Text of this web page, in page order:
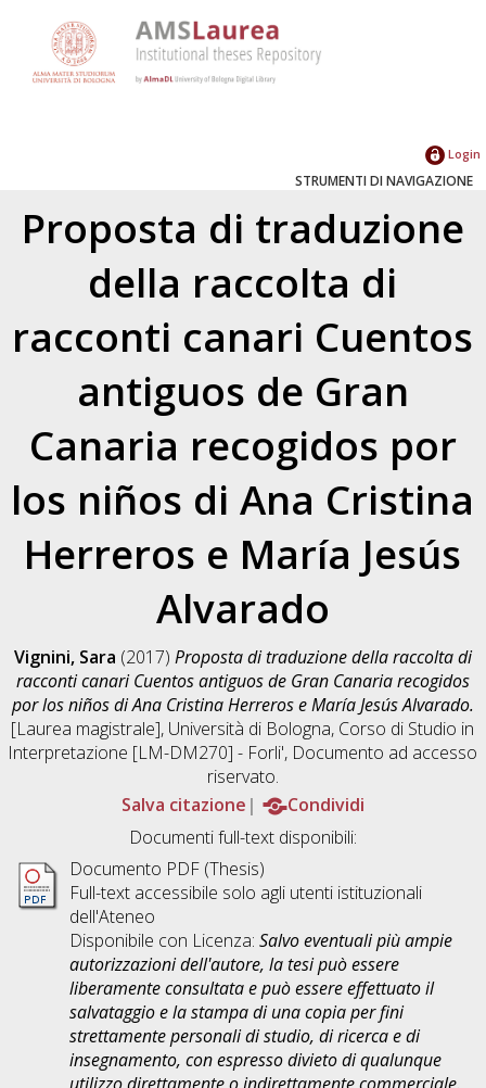
Login
STRUMENTI DI NAVIGAZIONE
Proposta di traduzione
della raccolta di
racconti canari Cuentos
antiguos de Gran
Canaria recogidos por
los niños di Ana Cristina
Herreros e María Jesús
Alvarado
Vignini, Sara (2017) Proposta di traduzione della raccolta di
racconti canari Cuentos antiguos de Gran Canaria recogidos
por los niños di Ana Cristina Herreros e María Jesús Alvarado.
[Laurea magistrale], Università di Bologna, Corso di Studio in
Interpretazione [LM-DM270] - Forli', Documento ad accesso
riservato.
Salva citazione
Condividi
Documenti full-text disponibili:
Documento PDF (Thesis)
Full-text accessibile solo agli utenti istituzionali
dell'Ateneo
Disponibile con Licenza: Salvo eventuali più ampie
autorizzazioni dell'autore, la tesi può essere
liberamente consultata e può essere effettuato il
salvataggio e la stampa di una copia per fini
strettamente personali di studio, di ricerca e di
insegnamento, con espresso divieto di qualunque